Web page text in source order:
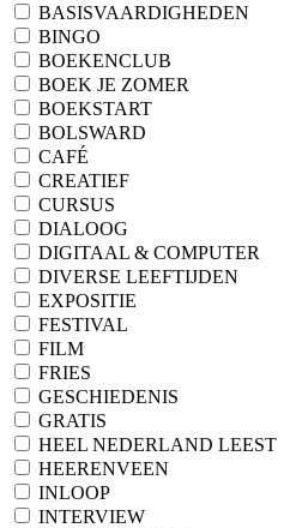
BASISVAARDIGHEDEN
BINGO
BOEKENCLUB
BOEK JE ZOMER
BOEKSTART
BOLSWARD
CAFÉ
CREATIEF
CURSUS
DIALOOG
DIGITAAL & COMPUTER
DIVERSE LEEFTIJDEN
EXPOSITIE
FESTIVAL
FILM
FRIES
GESCHIEDENIS
GRATIS
HEEL NEDERLAND LEEST
HEERENVEEN
INLOOP
INTERVIEW